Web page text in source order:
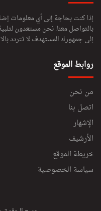
إذا كنت بحاجة إلى أي معلومات
بالتواصل معنا. نحن مستعدون
إلى جمهورك المستهدف لا تتردد
روابط الموقع
من نحن
اتصل بنا
الإشهار
الأرشيف
خريطة الموقع
سياسة الخصوصية